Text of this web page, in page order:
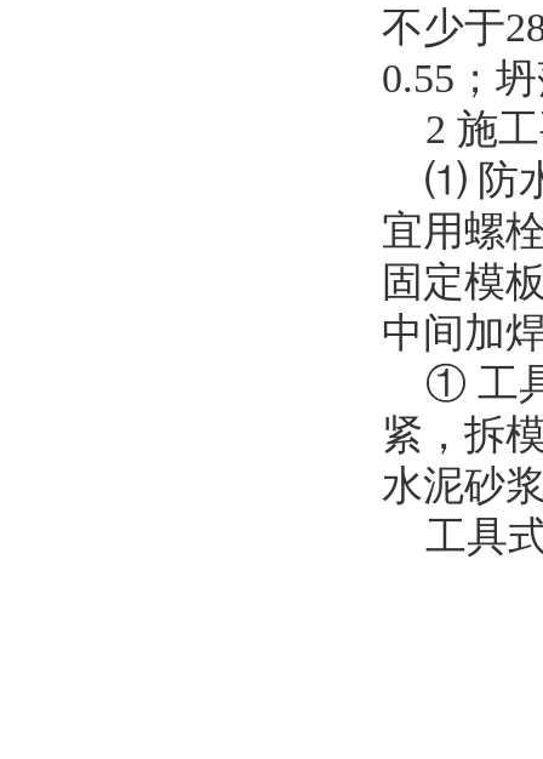
不少于
0.55；
2 施工
⑴ 防水
宜用螺
固定模
中间加
① 工具
紧，拆
水泥砂
工具